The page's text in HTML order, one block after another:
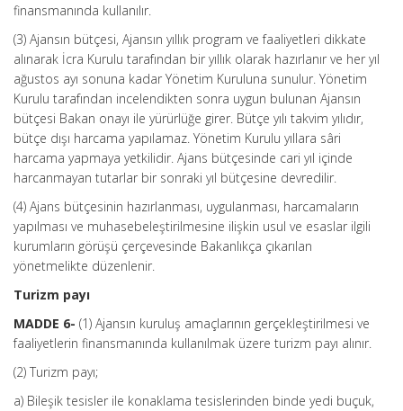
finansmanında kullanılır.
(3) Ajansın bütçesi, Ajansın yıllık program ve faaliyetleri dikkate
alınarak İcra Kurulu tarafından bir yıllık olarak hazırlanır ve her yıl
ağustos ayı sonuna kadar Yönetim Kuruluna sunulur. Yönetim
Kurulu tarafından incelendikten sonra uygun bulunan Ajansın
bütçesi Bakan onayı ile yürürlüğe girer. Bütçe yılı takvim yılıdır,
bütçe dışı harcama yapılamaz. Yönetim Kurulu yıllara sâri
harcama yapmaya yetkilidir. Ajans bütçesinde cari yıl içinde
harcanmayan tutarlar bir sonraki yıl bütçesine devredilir.
(4) Ajans bütçesinin hazırlanması, uygulanması, harcamaların
yapılması ve muhasebeleştirilmesine ilişkin usul ve esaslar ilgili
kurumların görüşü çerçevesinde Bakanlıkça çıkarılan
yönetmelikte düzenlenir.
Turizm payı
MADDE 6- (1) Ajansın kuruluş amaçlarının gerçekleştirilmesi ve
faaliyetlerin finansmanında kullanılmak üzere turizm payı alınır.
(2) Turizm payı;
a) Bileşik tesisler ile konaklama tesislerinden binde yedi buçuk,